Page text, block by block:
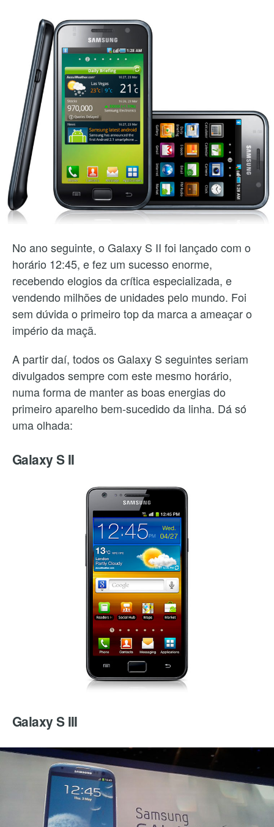
No ano seguinte, o Galaxy S II foi lançado com o
horário 12:45, e fez um sucesso enorme,
recebendo elogios da crítica especializada, e
vendendo milhões de unidades pelo mundo. Foi
sem dúvida o primeiro top da marca a ameaçar o
império da maçã.
A partir daí, todos os Galaxy S seguintes seriam
divulgados sempre com este mesmo horário,
numa forma de manter as boas energias do
primeiro aparelho bem-sucedido da linha. Dá só
uma olhada:
Galaxy S II
Galaxy S III